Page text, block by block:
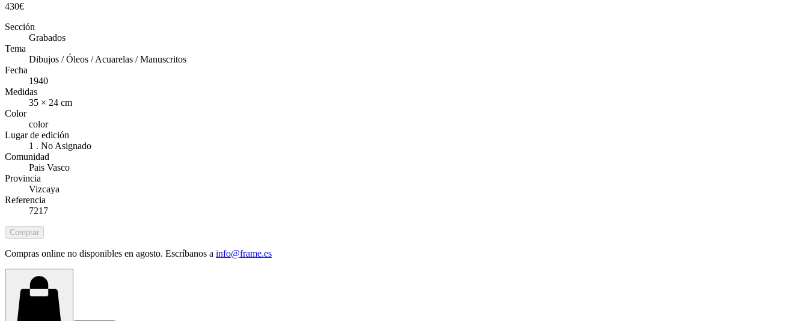
430€
Sección
Grabados
Tema
Dibujos / Óleos / Acuarelas / Manuscritos
Fecha
1940
Medidas
35 × 24 cm
Color
color
Lugar de edición
1 . No Asignado
Comunidad
Pais Vasco
Provincia
Vizcaya
Referencia
7217
Comprar
Compras online no disponibles en agosto. Escríbanos a info@frame.es